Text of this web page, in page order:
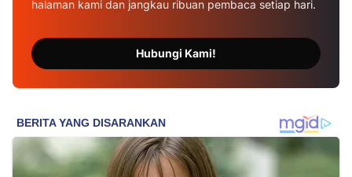
halaman kami dan jangkau ribuan pembaca setiap hari.
Hubungi Kami!